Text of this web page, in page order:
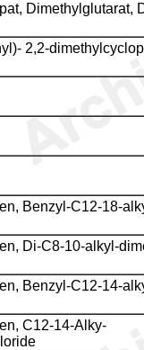
Dimethylglutarat,
2,2-
Benzyl-C12-18-
Di-C8-10-alkyl-
Benzyl-C12-14-
C12-14-Alky-